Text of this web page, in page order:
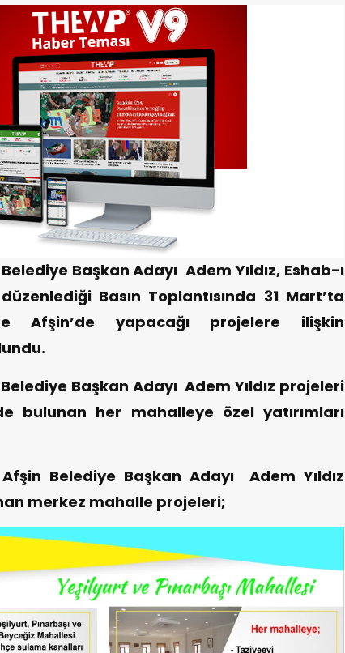
Başkan Adayı Adem Yıldız, Eshab-ı
Basın Toplantısında 31 Mart’ta
Afşin’de yapacağı projelere ilişkin
Başkan Adayı Adem Yıldız projeleri
bulunan her mahalleye özel yatırımları
Belediye Başkan Adayı Adem Yıldız
merkez mahalle projeleri;